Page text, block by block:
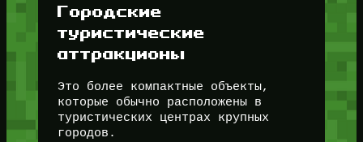
Городские
туристические
аттракционы
Это более компактные объекты,
которые обычно расположены в
туристических центрах крупных
городов.